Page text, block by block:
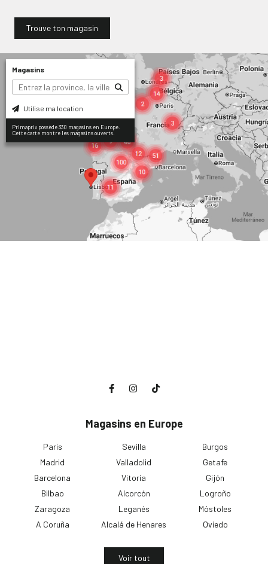
Trouve ton magasin
Magasins
Utilise ma location
Primaprix possède 330 magasins en Europe.
Cette carte montre les magasins ouverts.
Magasins en Europe
Paris
Madrid
Barcelona
Bilbao
Zaragoza
A Coruña
Sevilla
Valladolid
Vitoria
Alcorcón
Leganés
Alcalá de Henares
Burgos
Getafe
Gijón
Logroño
Móstoles
Oviedo
Voir tout